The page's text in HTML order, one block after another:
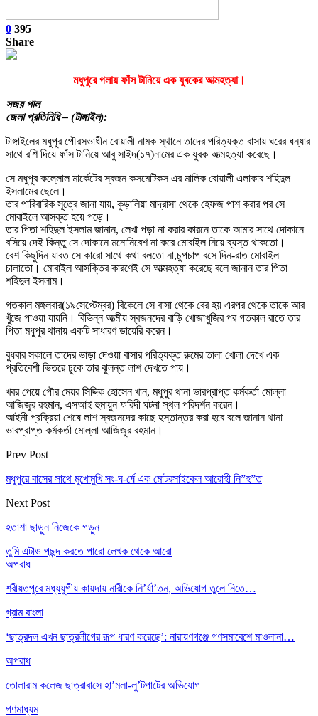
0 395
Share
মধুপুরে গলায় ফাঁস টানিয়ে এক যুবকের আত্মহত্যা।
সজয় পাল
জেলা প্রতিনিধি – (টাঙ্গাইল):
টাঙ্গাইলের মধুপুর পৌরসভাধীন বোয়ালী নামক স্থানে তাদের পরিত্যক্ত বাসায় ঘরের ধন্যার
সাথে রশি দিয়ে ফাঁস টানিয়ে আবু সাইদ(১৭)নামের এক যুবক আত্মহত্যা করেছে।
সে মধুপুর কল্লোল মার্কেটের স্বজন কসমেটিকস এর মালিক বোয়ালী এলাকার শহিদুল
ইসলামের ছেলে।
তার পারিবারিক সূত্রে জানা যায়, কুড়ালিয়া মাদ্রাসা থেকে হেফজ পাশ করার পর সে
মোবাইলে আসক্ত হয়ে পড়ে।
তার পিতা শহিদুল ইসলাম জানান, লেখা পড়া না করার কারনে তাকে আমার সাথে দোকানে
বসিয়ে দেই কিন্তু সে দোকানে মনোনিবেশ না করে মোবাইল নিয়ে ব্যস্ত থাকতো।
বেশ কিছুদিন যাবত সে কারো সাথে কথা বলতো না,চুপচাপ বসে দিন-রাত মোবাইল
চালাতো। মোবাইল আসক্তির কারণেই সে আত্মহত্যা করেছে বলে জানান তার পিতা
শহিদুল ইসলাম।
গতকাল মঙ্গলবার(১৯সেপ্টেম্বর) বিকেলে সে বাসা থেকে বের হয় এরপর থেকে তাকে আর
খুঁজে পাওয়া যায়নি। বিভিন্ন আত্মীয় স্বজনদের বাড়ি খোজাখুজির পর গতকাল রাতে তার
পিতা মধুপুর থানায় একটি সাধারণ ডায়েরি করেন।
বুধবার সকালে তাদের ভাড়া দেওয়া বাসার পরিত্যক্ত রুমের তালা খোলা দেখে এক
প্রতিবেশী ভিতরে ঢুকে তার ঝুলন্ত লাশ দেখতে পায়।
খবর পেয়ে পৌর মেয়র সিদ্দিক হোসেন খান, মধুপুর থানা ভারপ্রাপ্ত কর্মকর্তা মোল্লা
আজিজুর রহমান, এসআই হুমায়ুন ফরিদী ঘটনা স্থল পরিদর্শন করেন।
আইনী প্রক্রিয়া শেষে লাশ স্বজনদের কাছে হস্তান্তর করা হবে বলে জানান থানা
ভারপ্রাপ্ত কর্মকর্তা মোল্লা আজিজুর রহমান।
Prev Post
মধুপুরে বাসের সাথে মুখোমুখি সং-ঘ-র্ষে এক মোটরসাইকেল আরোহী নি”হ”ত
Next Post
হতাশা ছাড়ুন নিজেকে গড়ুন
তুমি এটাও পছন্দ করতে পারো লেখক থেকে আরো
অপরাধ
শরীয়তপুরে মধ্যযুগীয় কায়দায় নারীকে নি’র্যা’তন, অভিযোগ তুলে নিতে…
গ্রাম বাংলা
‘ছাত্রদল এখন ছাত্রলীগের রূপ ধারণ করেছে’: নারায়ণগঞ্জে গণসমাবেশে মাওলানা…
অপরাধ
তোলারাম কলেজ ছাত্রাবাসে হা’মলা-লু’টপাটের অভিযোগ
গণমাধ্যম